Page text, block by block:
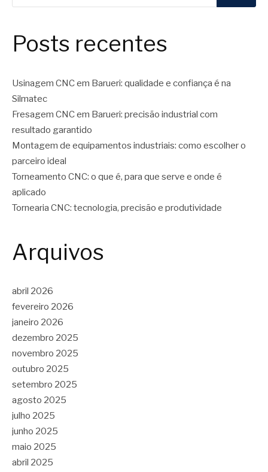
Posts recentes
Usinagem CNC em Barueri: qualidade e confiança é na
Silmatec
Fresagem CNC em Barueri: precisão industrial com
resultado garantido
Montagem de equipamentos industriais: como escolher o
parceiro ideal
Torneamento CNC: o que é, para que serve e onde é
aplicado
Tornearia CNC: tecnologia, precisão e produtividade
Arquivos
abril 2026
fevereiro 2026
janeiro 2026
dezembro 2025
novembro 2025
outubro 2025
setembro 2025
agosto 2025
julho 2025
junho 2025
maio 2025
abril 2025